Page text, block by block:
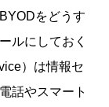
をどうす
ルにしておく
）は情報セ
話やスマート